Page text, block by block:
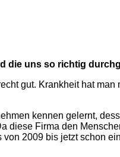
die uns so richtig
gut. Krankheit hat man
kennen gelernt,
diese Firma den
2009 bis jetzt schon